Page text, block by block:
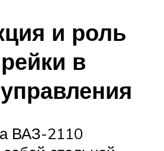
и роль
в
ВАЗ-2110